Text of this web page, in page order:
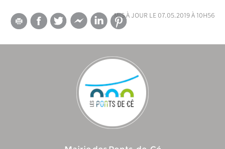
mis à jour le 07.05.2019 à 10h56